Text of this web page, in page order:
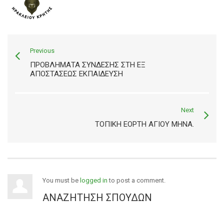
Previous
ΠΡΟΒΛΉΜΑΤΑ ΣΎΝΔΕΣΗΣ ΣΤΗ ΕΞ
ΑΠΟΣΤΆΣΕΩΣ ΕΚΠΑΊΔΕΥΣΗ
Next
ΤΟΠΙΚΉ ΕΟΡΤΉ ΑΓΊΟΥ ΜΗΝΆ.
You must be logged in to post a comment.
ΑΝΑΖΉΤΗΣΗ ΣΠΟΥΔΏΝ